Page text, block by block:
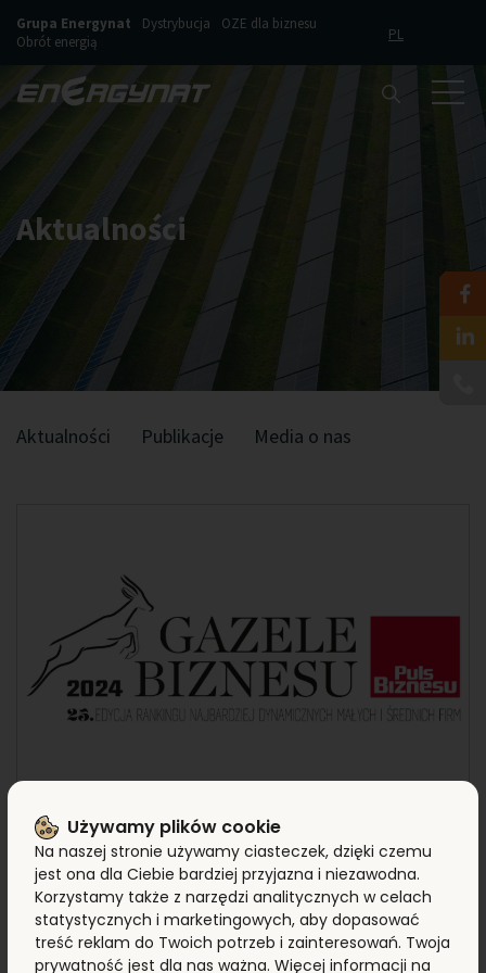
Grupa Energynat Dystrybucja
OZE dla biznesu
Obrót energią
PL
Aktualności
Aktualności Publikacje Media o nas
13 STYCZNIA 2025
Grupa Energynat otrzymuje
czwartą Gazelę Biznesu z
rzędu
Używamy plików cookie
Na naszej stronie używamy ciasteczek, dzięki czemu
jest ona dla Ciebie bardziej przyjazna i niezawodna.
Korzystamy także z narzędzi analitycznych w celach
statystycznych i marketingowych, aby dopasować
treść reklam do Twoich potrzeb i zainteresowań. Twoja
prywatność jest dla nas ważna. Więcej informacji na